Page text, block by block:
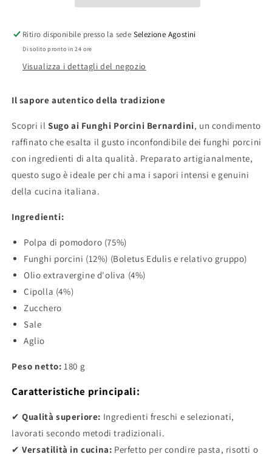
Ritiro disponibile presso la sede Selezione Agostini
Di solito pronto in 24 ore
Visualizza i dettagli del negozio
Il sapore autentico della tradizione
Scopri il Sugo ai Funghi Porcini Bernardini, un condimento
raffinato che esalta il gusto inconfondibile dei funghi porcini
con ingredienti di alta qualità. Preparato artigianalmente,
questo sugo è ideale per chi ama i sapori intensi e genuini
della cucina italiana.
Ingredienti:
Polpa di pomodoro (75%)
Funghi porcini (12%) (Boletus Edulis e relativo gruppo)
Olio extravergine d'oliva (4%)
Cipolla (4%)
Zucchero
Sale
Aglio
Peso netto: 180 g
Caratteristiche principali:
✔Qualità superiore: Ingredienti freschi e selezionati,
lavorati secondo metodi tradizionali.
✔Versatilità in cucina: Perfetto per condire pasta, risotti o